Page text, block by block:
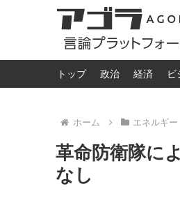
トップ 政治 経済 ビ
ホーム エネルギー
革命防衛隊に
なし